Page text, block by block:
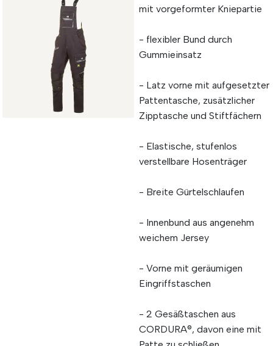
mit vorgeformter Kniepartie
- flexibler Bund durch
Gummieinsatz
- Latz vorne mit aufgesetzter
Pattentasche, zusätzlicher
Zipptasche und Stiftfächern
- Elastische, stufenlos
verstellbare Hosenträger
- Breite Gürtelschlaufen
- Innenbund aus angenehm
weichem Jersey
- Vorne mit geräumigen
Eingriffstaschen
- 2 Gesäßtaschen aus
CORDURA®, davon eine mit